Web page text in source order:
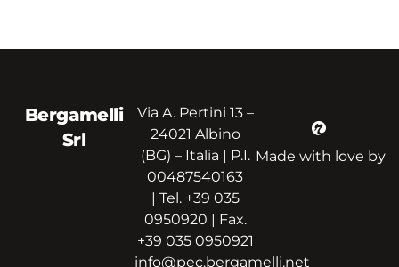
Bergamelli
Srl
Via A. Pertini 13 –
24021 Albino
(BG) – Italia | P.I.
00487540163
| Tel. +39 035
0950920 | Fax.
+39 035 0950921
info@pec.bergamelli.net
Made with love by